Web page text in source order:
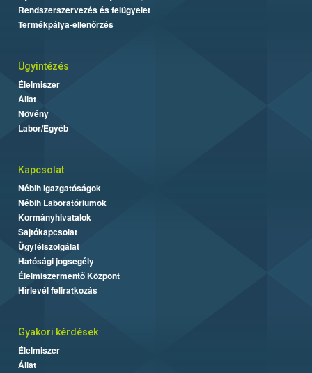
Rendszerszervezés és felügyelet
Termékpálya-ellenőrzés
Ügyintézés
Élelmiszer
Állat
Növény
Labor/Egyéb
Kapcsolat
Nébih Igazgatóságok
Nébih Laboratóriumok
Kormányhivatalok
Sajtókapcsolat
Ügyfélszolgálat
Hatósági jogsegély
Élelmiszermentő Központ
Hírlevél feliratkozás
Gyakori kérdések
Élelmiszer
Állat